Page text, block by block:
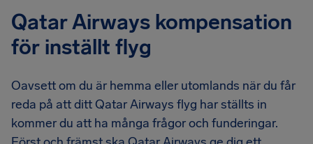
Qatar Airways kompensation
för inställt flyg
Oavsett om du är hemma eller utomlands när du får
reda på att ditt Qatar Airways flyg har ställts in
kommer du att ha många frågor och funderingar.